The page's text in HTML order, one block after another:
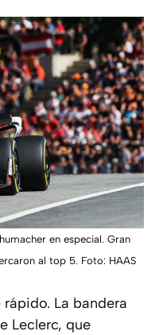
en especial. Gran
al top 5. Foto: HAAS
La bandera
Leclerc, que